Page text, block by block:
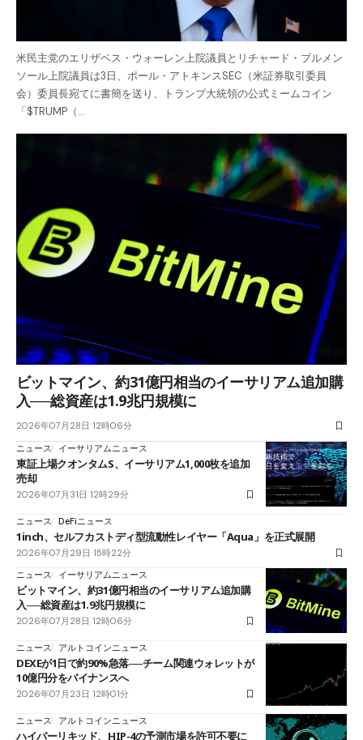
米民主党のエリザベス・ウォーレン上院議員とリチャード・ブルメン
ソール上院議員は3日、ポール・アトキンスSEC（米証券取引委員
会）委員長宛てに書簡を送り、トランプ大統領の公式ミームコイン
「$TRUMP（…
ビットマイン、約31億円相当のイーサリアム追加購
入──総資産は1.9兆円規模に
2026年07月28日 12時06分
ニュース
イーサリアムニュース
東証上場クオンタムS、イーサリアム1,000枚を追加
売却
2026年07月31日 12時29分
ニュース DeFiニュース
1inch、セルフカストディ型流動性レイヤー「Aqua」を正式展開
2026年07月29日 15時22分
ニュース
イーサリアムニュース
ビットマイン、約31億円相当のイーサリアム追加購
入──総資産は1.9兆円規模に
2026年07月28日 12時06分
ニュース アルトコインニュース
DEXEが1日で約90%急落──チーム関連ウォレットが
10億円分をバイナンスへ
2026年07月23日 12時01分
ニュース アルトコインニュース
ハイパーリキッド、HIP-4の予測市場を許可不要に